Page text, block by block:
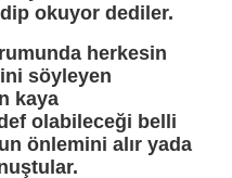
okuyor dediler.
herkesin
söyleyen
kaya
olabileceği belli
önlemini alır yada